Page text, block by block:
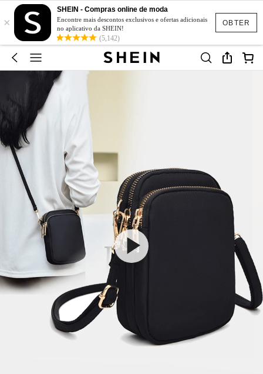
OBTER
×
SHEIN - Compras online de moda
Encontre mais descontos exclusivos e ofertas adicionais
no aplicativo da SHEIN!
(5,142)